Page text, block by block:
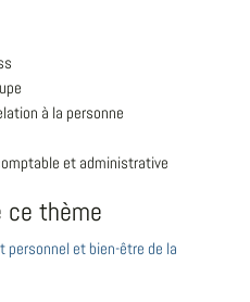
à la personne
et administrative
ce thème
personnel et bien-être de la